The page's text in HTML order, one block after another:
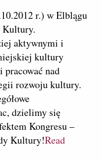
r.) w Elblągu
Kultury.
aktywnymi i
kultury
pracować nad
rozwoju kultury.
dzielimy się
Kongresu –
Kultury!Read